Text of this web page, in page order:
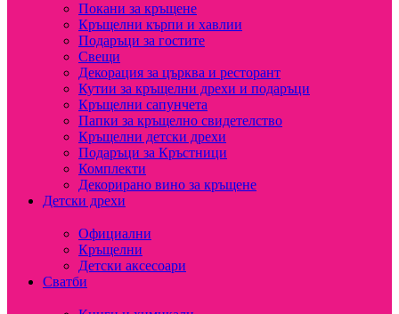
Покани за кръщене
Кръщелни кърпи и хавлии
Подаръци за гостите
Свещи
Декорация за църква и ресторант
Кутии за кръщелни дрехи и подаръци
Кръщелни сапунчета
Папки за кръщелно свидетелство
Кръщелни детски дрехи
Подаръци за Кръстници
Комплекти
Декорирано вино за кръщене
Детски дрехи
Официални
Кръщелни
Детски аксесоари
Сватби